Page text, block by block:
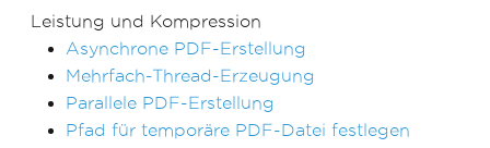
Leistung und Kompression
Asynchrone PDF-Erstellung
Mehrfach-Thread-Erzeugung
Parallele PDF-Erstellung
Pfad für temporäre PDF-Datei festlegen